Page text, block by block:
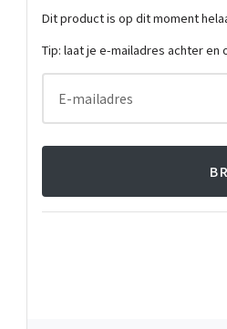
Dit product is op dit moment
Tip: laat je e-mailadres achter
E-mailadres